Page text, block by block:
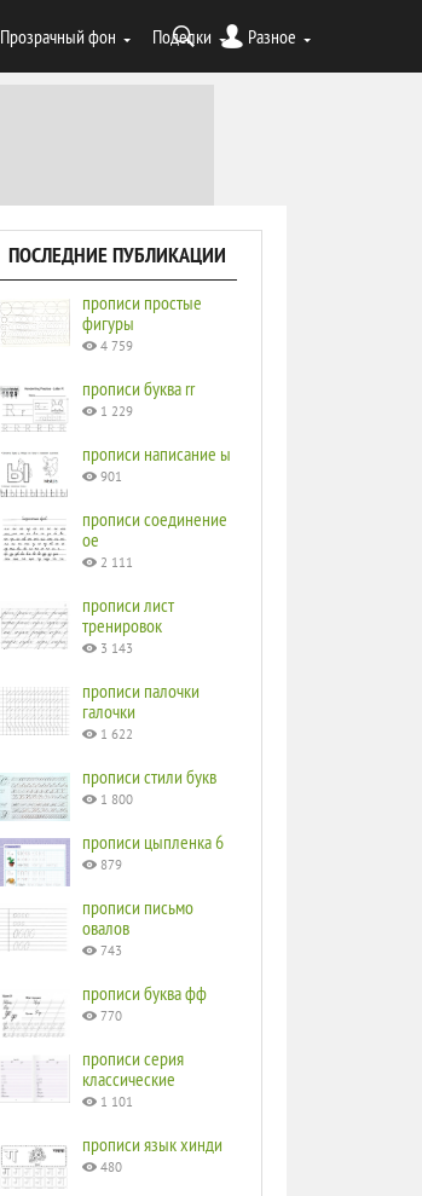
Прозрачный фон Поделки Разное
ПОСЛЕДНИЕ ПУБЛИКАЦИИ
прописи простые
фигуры
4 759
прописи буква rr
1 229
прописи написание ы
901
прописи соединение
ое
2 111
прописи лист
тренировок
3 143
прописи палочки
галочки
1 622
прописи стили букв
1 800
прописи цыпленка 6
879
прописи письмо
овалов
743
прописи буква фф
770
прописи серия
классические
1 101
прописи язык хинди
480